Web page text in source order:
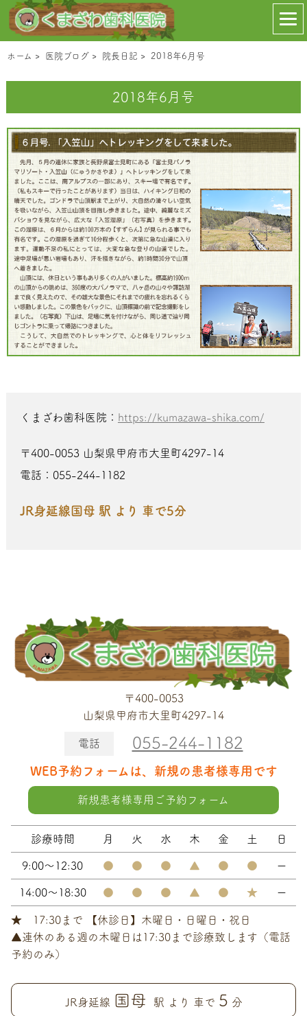
ホーム > 医院ブログ > 院長日記 > 2018年6月号
2018年6月号
くまざわ歯科医院： https://kumazawa-shika.com/
〒400-0053 山梨県甲府市大里町4297-14
電話：055-244-1182
JR身延線国母 駅 より 車で5分
〒400-0053
山梨県甲府市大里町4297-14
電話 055-244-1182
WEB予約フォームは、新規の患者様専用です
新規患者様専用ご予約フォーム
診療時間 月 火 水 木 金 土 日
9:00～12:30 ● ● ● ▲ ● ● ー
14:00～18:30 ● ● ● ▲ ● ★ ー
★ 17:30まで 【休診日】木曜日・日曜日・祝日
▲連休のある週の木曜日は17:30まで診療致します（電話
予約のみ）
JR身延線 国母 駅 より 車で 5 分